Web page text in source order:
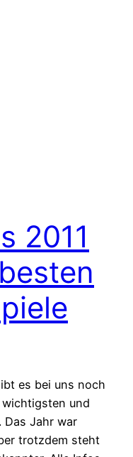
2011
es bei uns noch
und
Das Jahr war
trotzdem steht